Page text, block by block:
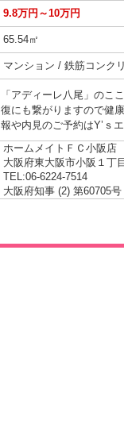
9.8万円～10万円
65.54㎡
マンション / 鉄筋コンク
「アディーレ八尾」のこ
復にも繋がりますので健
報や内見のご予約はY’ｓ
ホームメイトＦＣ小阪店
大阪府東大阪市小阪１丁
TEL:06-6224-7514
大阪府知事 (2) 第60705号